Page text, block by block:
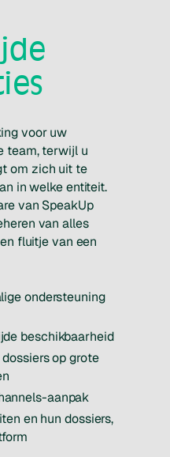
voor uw
team, terwijl u
om zich uit te
in welke entiteit.
van SpeakUp
van alles
fluitje van een
ondersteuning
beschikbaarheid
op grote
aanpak
en hun dossiers,